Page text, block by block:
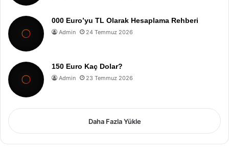
000 Euro’yu TL Olarak Hesaplama Rehberi
Admin 24 Temmuz 2026
150 Euro Kaç Dolar?
Admin 23 Temmuz 2026
Daha Fazla Yükle